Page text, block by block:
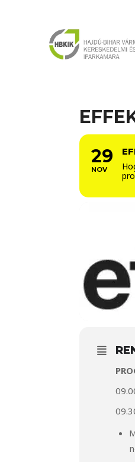
29
NOV